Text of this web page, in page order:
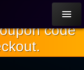
code